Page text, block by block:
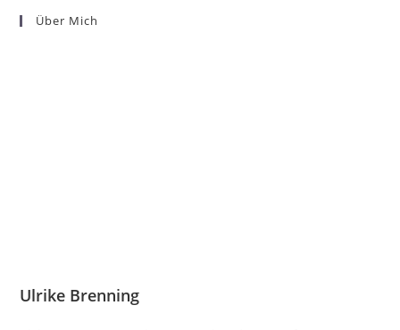
Über Mich
Ulrike Brenning